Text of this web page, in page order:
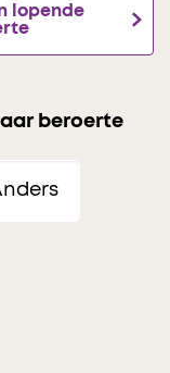
lopende
beroerte